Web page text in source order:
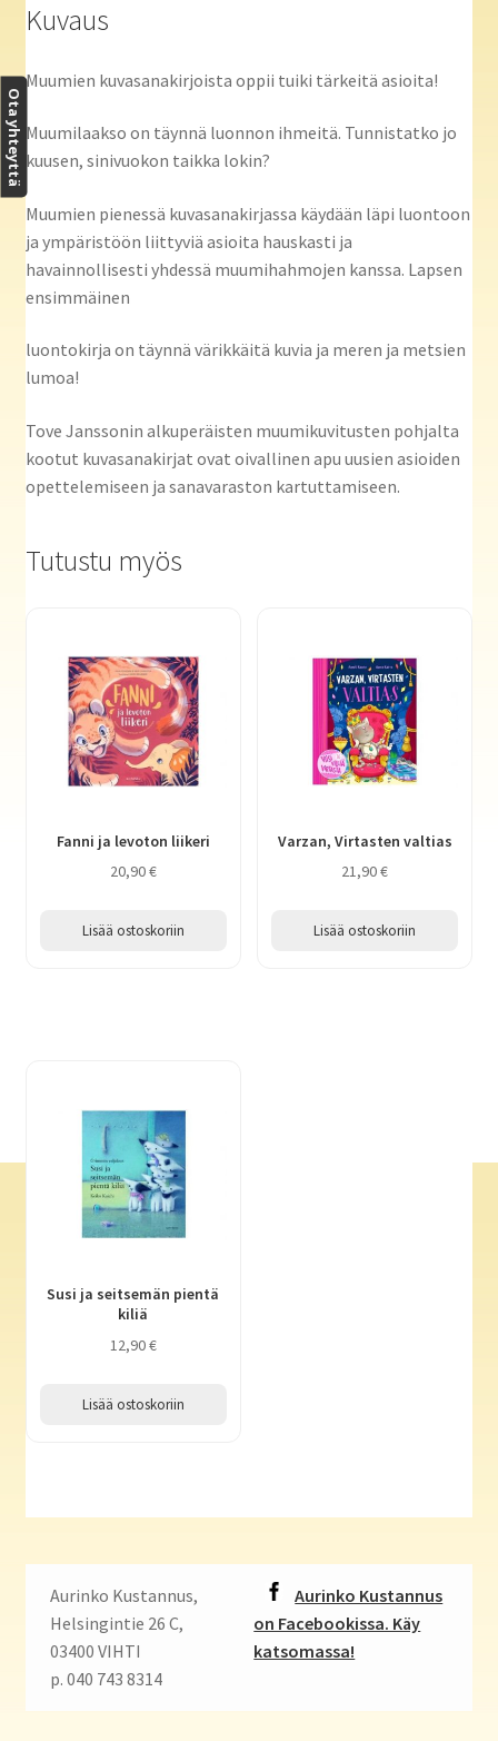
Kuvaus
Muumien kuvasanakirjoista oppii tuiki tärkeitä asioita!
Muumilaakso on täynnä luonnon ihmeitä. Tunnistatko jo
kuusen, sinivuokon taikka lokin?
Muumien pienessä kuvasanakirjassa käydään läpi luontoon
ja ympäristöön liittyviä asioita hauskasti ja
havainnollisesti yhdessä muumihahmojen kanssa. Lapsen
ensimmäinen
luontokirja on täynnä värikkäitä kuvia ja meren ja metsien
lumoa!
Tove Janssonin alkuperäisten muumikuvitusten pohjalta
kootut kuvasanakirjat ovat oivallinen apu uusien asioiden
opettelemiseen ja sanavaraston kartuttamiseen.
Tutustu myös
Fanni ja levoton liikeri
20,90€
Lisää ostoskoriin
Varzan, Virtasten valtias
21,90€
Lisää ostoskoriin
Susi ja seitsemän pientä
kiliä
12,90€
Lisää ostoskoriin
Aurinko Kustannus,
Helsingintie 26 C,
03400 VIHTI
p. 040 743 8314
Aurinko Kustannus
on Facebookissa. Käy
katsomassa!
Ota yhteyttä